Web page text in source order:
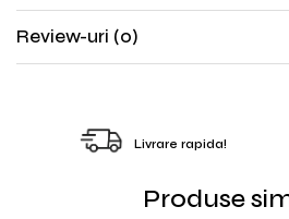
Review-uri (0)
Livrare rapida!
Produse